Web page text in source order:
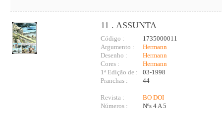
11 . ASSUNTA
Código :
1735000011
Argumento :
Hermann
Desenho :
Hermann
Cores :
Hermann
1ª Edição de :
03-1998
Pranchas :
44
Revista :
BO DOI
Números :
Nºs 4 A 5